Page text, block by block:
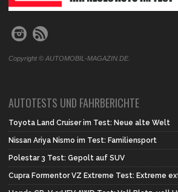
Copyright © AUTOMOBIL-MAGAZIN.DE.
AUTOTESTS UND FAHRBERICHTE
Toyota Land Cruiser im Test: Neue alte Welt
Nissan Ariya Nismo im Test: Familiensport
Polestar 3 Test: Gepolt auf SUV
Cupra Formentor VZ Extreme Test: Extreme